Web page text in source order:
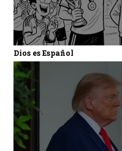
Dios es Español